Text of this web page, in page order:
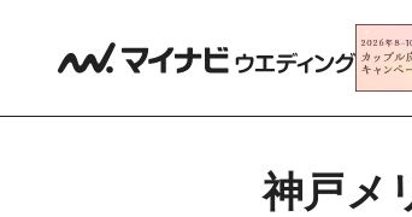
神戸メ